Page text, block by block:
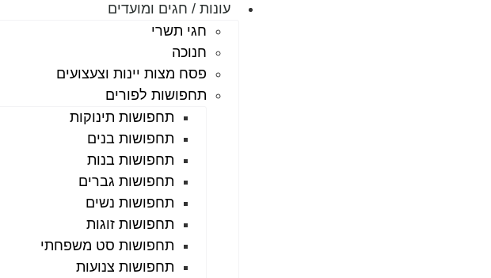
עונות / חגים ומועדים
חגי תשרי
חנוכה
פסח מצות יינות וצעצועים
תחפושות לפורים
תחפושות תינוקות
תחפושות בנים
תחפושות בנות
תחפושות גברים
תחפושות נשים
תחפושות זוגות
תחפושות סט משפחתי
תחפושות צנועות